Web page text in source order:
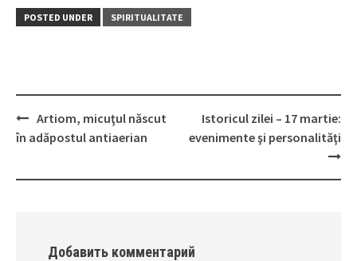
POSTED UNDER SPIRITUALITATE
Post
Artiom, micuţul născut
în adăpostul antiaerian
Istoricul zilei – 17 martie:
evenimente şi personalităţi
Добавить комментарий